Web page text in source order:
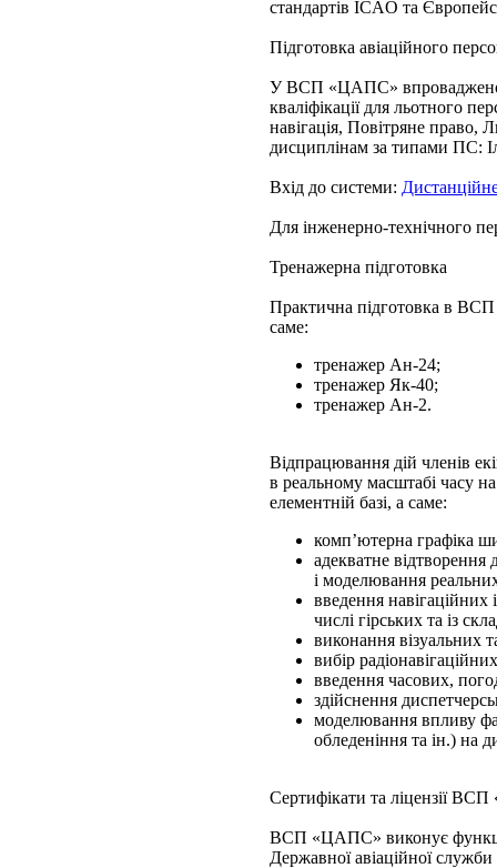
стандартів ICAO та
Підготовка авіаційного
У ВСП «ЦАПС» впроваджено
кваліфікації для льотного
навігація, Повітряне право,
дисциплінам за типами
Вхід до системи:
Для інженерно-технічного
Тренажерна підготовка
Практична підготовка в
саме:
тренажер Ан-24;
тренажер Як-40;
тренажер Ан-2.
Відпрацювання дій членів
в реальному масштабі часу на
елементній базі, а саме:
комп’ютерна графіка
адекватне відтворення
і моделювання
введення навігаційних
числі гірських та із
виконання візуальних
вибір
введення часових,
здійснення
моделювання впливу
обледеніння та ін.) на
Сертифікати та ліцензії
ВСП «ЦАПС» виконує функції
Державної авіаційної